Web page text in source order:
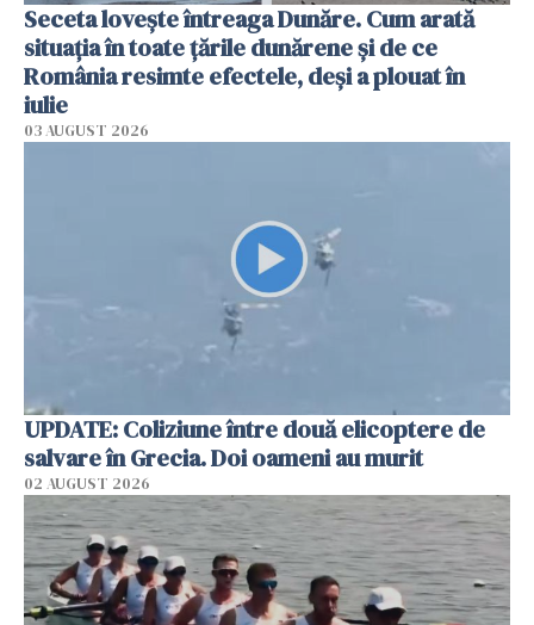
Seceta lovește întreaga Dunăre. Cum arată
situația în toate țările dunărene și de ce
România resimte efectele, deși a plouat în
iulie
03 AUGUST 2026
UPDATE: Coliziune între două elicoptere de
salvare în Grecia. Doi oameni au murit
02 AUGUST 2026